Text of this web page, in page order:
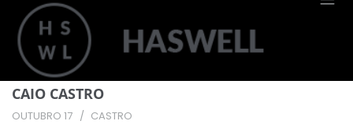
CAIO CASTRO
OUTUBRO 17 CASTRO